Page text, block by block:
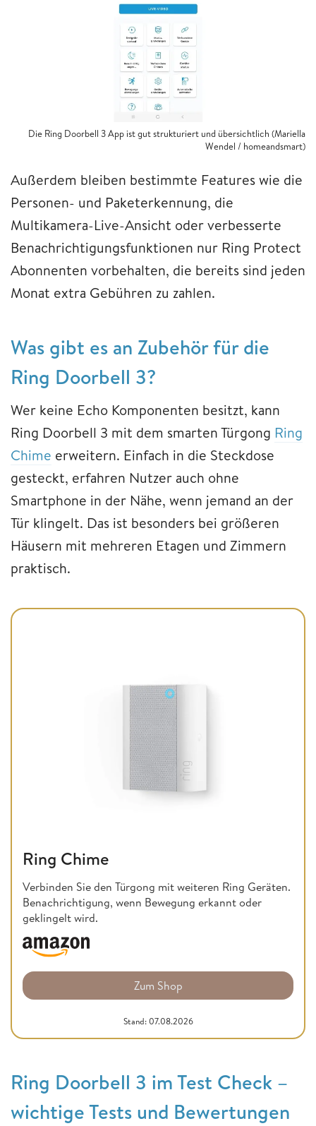
Die Ring Doorbell 3 App ist gut strukturiert und übersichtlich (Mariella
Wendel / homeandsmart)
Außerdem bleiben bestimmte Features wie die
Personen- und Paketerkennung, die
Multikamera-Live-Ansicht oder verbesserte
Benachrichtigungsfunktionen nur Ring Protect
Abonnenten vorbehalten, die bereits sind jeden
Monat extra Gebühren zu zahlen.
Was gibt es an Zubehör für die
Ring Doorbell 3?
Wer keine Echo Komponenten besitzt, kann
Ring Doorbell 3 mit dem smarten Türgong Ring
Chime erweitern. Einfach in die Steckdose
gesteckt, erfahren Nutzer auch ohne
Smartphone in der Nähe, wenn jemand an der
Tür klingelt. Das ist besonders bei größeren
Häusern mit mehreren Etagen und Zimmern
praktisch.
Ring Chime
Verbinden Sie den Türgong mit weiteren Ring Geräten.
Benachrichtigung, wenn Bewegung erkannt oder
geklingelt wird.
Zum Shop
Stand: 07.08.2026
Ring Doorbell 3 im Test Check –
wichtige Tests und Bewertungen